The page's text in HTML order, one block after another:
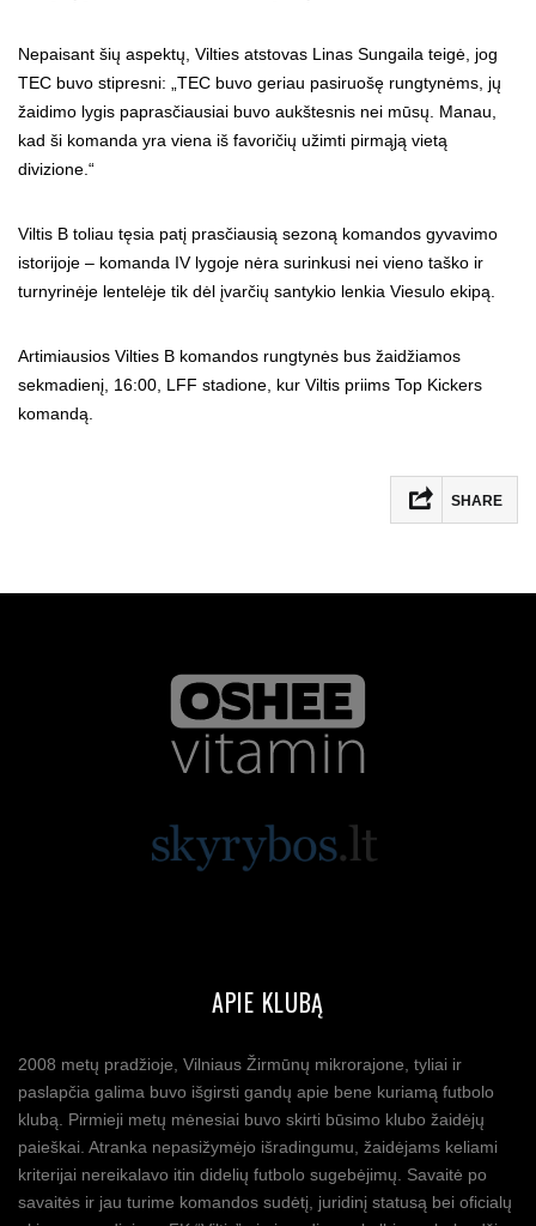
Nepaisant šių aspektų, Vilties atstovas Linas Sungaila teigė, jog
TEC buvo stipresni: „TEC buvo geriau pasiruošę rungtynėms, jų
žaidimo lygis paprasčiausiai buvo aukštesnis nei mūsų. Manau,
kad ši komanda yra viena iš favoričių užimti pirmąją vietą
divizione.“
Viltis B toliau tęsia patį prasčiausią sezoną komandos gyvavimo
istorijoje – komanda IV lygoje nėra surinkusi nei vieno taško ir
turnyrinėje lentelėje tik dėl įvarčių santykio lenkia Viesulo ekipą.
Artimiausios Vilties B komandos rungtynės bus žaidžiamos
sekmadienį, 16:00, LFF stadione, kur Viltis priims Top Kickers
komandą.
SHARE
APIE KLUBĄ
2008 metų pradžioje, Vilniaus Žirmūnų mikrorajone, tyliai ir
paslapčia galima buvo išgirsti gandų apie bene kuriamą futbolo
klubą. Pirmieji metų mėnesiai buvo skirti būsimo klubo žaidėjų
paieškai. Atranka nepasižymėjo išradingumu, žaidėjams keliami
kriterijai nereikalavo itin didelių futbolo sugebėjimų. Savaitė po
savaitės ir jau turime komandos sudėtį, juridinį statusą bei oficialų